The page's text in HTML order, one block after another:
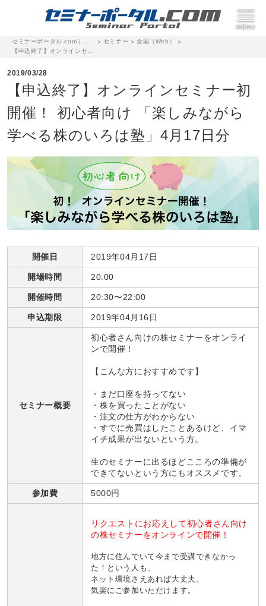
> セミナー >全国（Web）
>
2019/03/28
【申込終了】オンラインセミナー初
開催！ 初心者向け 「楽しみながら
学べる株のいろは塾」4月17日分
開催日 2019年04月17日
開場時間 20:00
開催時間 20:30〜22:00
申込期限 2019年04月16日
セミナー概要
初心者さん向けの株セミナーをオンライ
ンで開催！
【こんな方におすすめです】
・まだ口座を持ってない
・株を買ったことがない
・注文の仕方がわからない
・すでに売買はしたことあるけど、イマ
イチ成果が出ないという方。
生のセミナーに出るほどこころの準備が
できてないという方にもオススメです。
参加費 5000円
リクエストにお応えして初心者さん向け
の株セミナーをオンラインで開催！
地方に住んでいて今まで受講できなかっ
た！という人も、
ネット環境さえあれば大丈夫。
気楽にご参加いただけます。